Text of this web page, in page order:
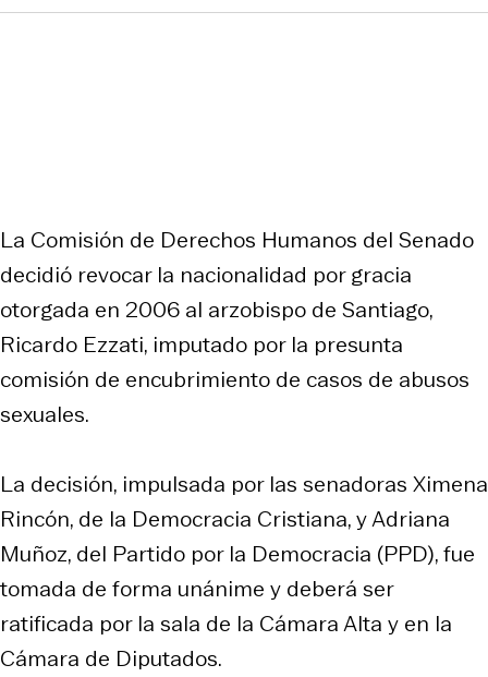
La Comisión de Derechos Humanos del Senado
decidió revocar la nacionalidad por gracia
otorgada en 2006 al arzobispo de Santiago,
Ricardo Ezzati, imputado por la presunta
comisión de encubrimiento de casos de abusos
sexuales.
La decisión, impulsada por las senadoras Ximena
Rincón, de la Democracia Cristiana, y Adriana
Muñoz, del Partido por la Democracia (PPD), fue
tomada de forma unánime y deberá ser
ratificada por la sala de la Cámara Alta y en la
Cámara de Diputados.